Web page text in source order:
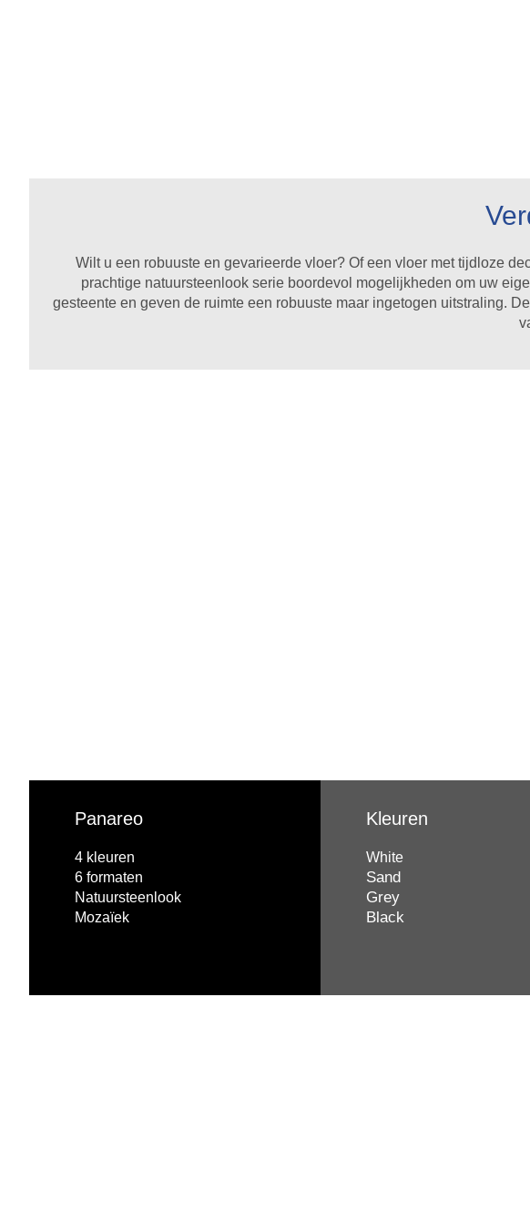
Wilt u een robuuste en gevarieerde vloer? Of een vloer met tijdloze
prachtige natuursteenlook serie boordevol mogelijkheden om uw
gesteente en geven de ruimte een robuuste maar ingetogen uitstraling.
Panareo
4 kleuren
6 formaten
Natuursteenlook
Mozaïek
Kleuren
White
Sand
Grey
Black